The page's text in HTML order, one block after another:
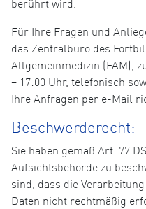
berührt wird.
Für Ihre Fragen und
das Zentralbüro des
Allgemeinmedizin (FAM),
– 17:00 Uhr, telefonisch
Ihre Anfragen per e-Mail
Beschwerderecht:
Sie haben gemäß Art. 77
Aufsichtsbehörde zu
sind, dass die
Daten nicht rechtmäßig